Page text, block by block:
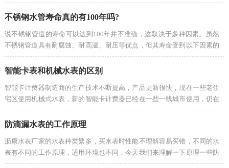
聚集技术的新型管道产品，是国际前沿的新型管道解决方案提供商。2....
不锈钢水管寿命真的有100年吗?
说不锈钢管道的寿命可以达到100年并不准确，这取决于多种因素。虽然
不锈钢管道具有耐腐蚀、耐高温、耐压等优点，但其寿命受到以下因素的
影响：环境条件：不锈钢管道在不同的环境条件下，其寿命会有所不同。
例如，...
智能卡表和机械水表的区别
智能卡计费器制造商的生产技术不断提高，产品更新很快，现在一些老住
宅区使用机械式水表，新的智能卡计费器已经在一些一线城市使用，仍在
推广中，今天我们来了解一些。他们的不同之处。我们对机械式水表有一
定了解，...
防滴漏水表的工作原理
沥康水表厂家的水表种类繁多，买水表时性能不理解容易买错，不同的水
表有不同的工作原理，适用环境也不同，今天我们来理解一下原理一些防
滴水表。防滴漏表是一种由磁性材料组成的磁力传感器，用于防滴机构，